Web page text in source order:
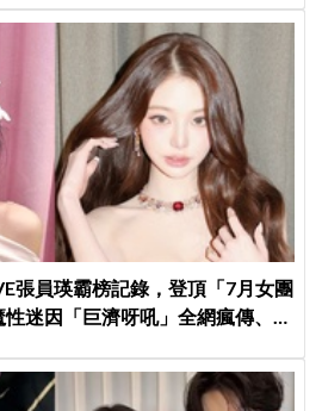
張員瑛霸榜記錄，登頂「7月女團
迷因「巨濟呀吼」全網瘋傳、逆